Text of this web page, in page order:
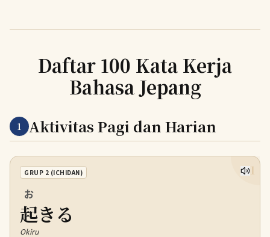
Daftar 100 Kata Kerja
Bahasa Jepang
1 Aktivitas Pagi dan Harian
1
GRUP 2 (ICHIDAN)
起
お
きる
Okiru